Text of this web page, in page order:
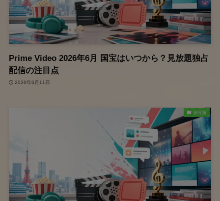
Prime Video 2026年6月 国宝はいつから？見放題独占
配信の注目点
2026年6月11日
未分類